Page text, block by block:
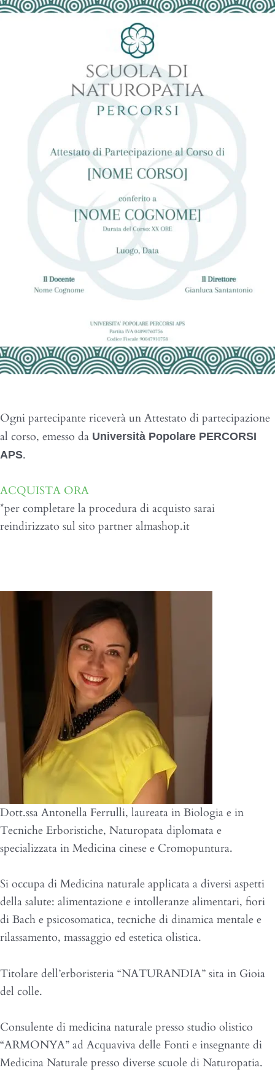
Ogni partecipante riceverà un Attestato di partecipazione
al ​corso, emesso da Università Popolare PERCORSI
APS.
ACQUISTA ORA
*per completare la procedura di acquisto sarai
reindirizzato sul sito partner almashop.it
Dott.ssa Antonella Ferrulli, laureata in Biologia e in
Tecniche Erboristiche, Naturopata diplomata e
specializzata in Medicina cinese e Cromopuntura.
Si occupa di Medicina naturale applicata a diversi aspetti
della salute: alimentazione e intolleranze alimentari, fiori
di Bach e psicosomatica, tecniche di dinamica mentale e
rilassamento, massaggio ed estetica olistica.
Titolare dell’erboristeria “NATURANDIA” sita in Gioia
del colle.
Consulente di medicina naturale presso studio olistico
“ARMONYA” ad Acquaviva delle Fonti e insegnante di
Medicina Naturale presso diverse scuole di Naturopatia.